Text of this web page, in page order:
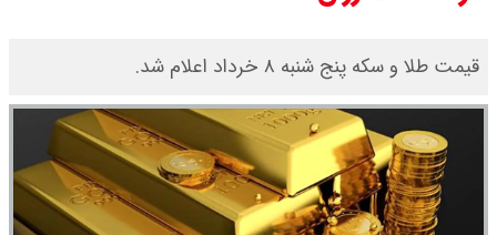
قیمت طلا و سکه پنج شنبه ۸ خرداد اعلام شد.